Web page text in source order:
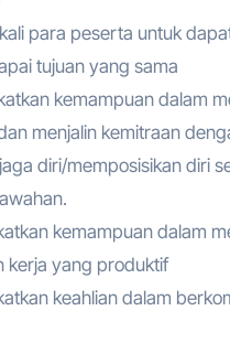
para peserta untuk
tujuan yang sama
kemampuan dalam
menjalin kemitraan
diri/memposisikan diri
kemampuan dalam
kerja yang produktif
keahlian dalam